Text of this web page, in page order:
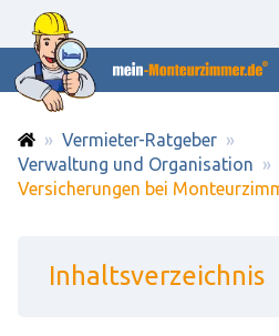
Vermieter-Ratgeber
Verwaltung und Organisation
Versicherungen bei
Inhaltsverzeichnis